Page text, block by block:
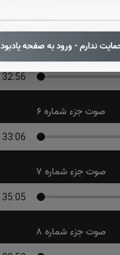
ندارم - ورود به صفحه یادبود
صوت جزء شماره 5
صوت جزء شماره 6
صوت جزء شماره 7
صوت جزء شماره 8